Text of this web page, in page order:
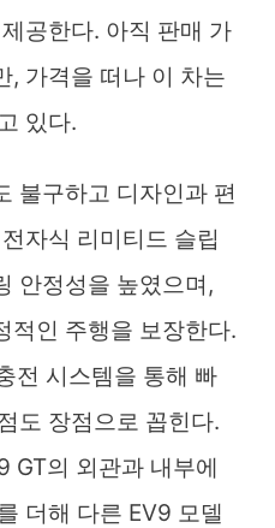
공한다. 아직 판매 가
, 가격을 떠나 이 차는
있다.
불구하고 디자인과 편
자식 리미티드 슬립
안정성을 높였으며,
적인 주행을 보장한다.
전 시스템을 통해 빠
도 장점으로 꼽힌다.
GT의 외관과 내부에
더해 다른 EV9 모델